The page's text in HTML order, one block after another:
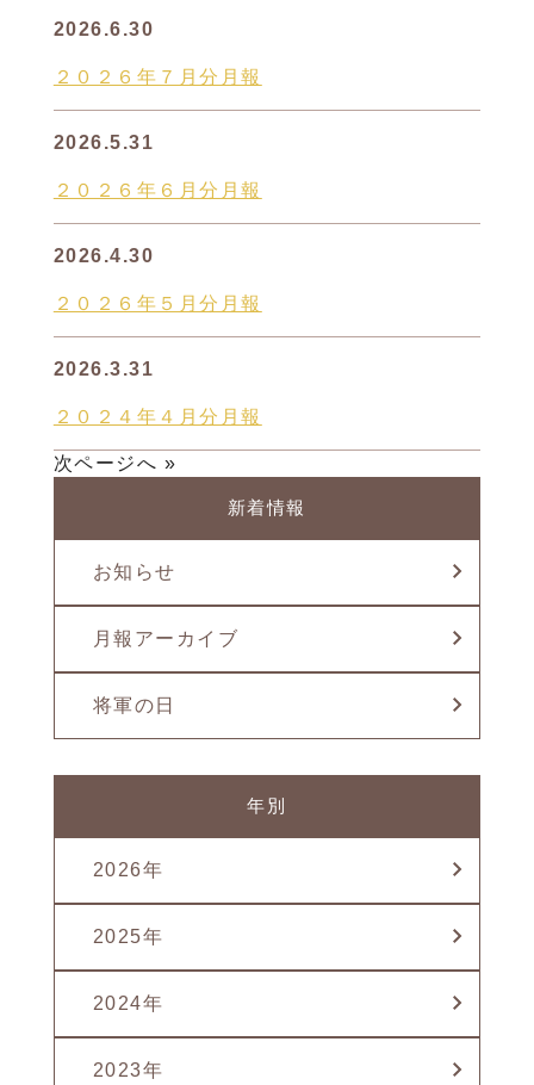
新着情報
お知らせ
月報アーカイブ
将軍の日
年別
2026年
2025年
2024年
2023年
2026.6.30
２０２６年７月分月報
2026.5.31
２０２６年６月分月報
2026.4.30
２０２６年５月分月報
2026.3.31
２０２４年４月分月報
次ページへ »